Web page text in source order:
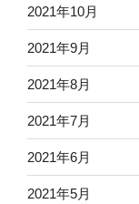
2021年10月
2021年9月
2021年8月
2021年7月
2021年6月
2021年5月